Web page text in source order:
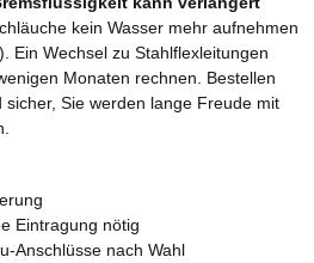
kein Wasser mehr aufnehmen
Ein Wechsel zu Stahlflexleitungen
Monaten rechnen. Bestellen
Sie werden lange Freude mit
Eintragung nötig
Anschlüsse nach Wahl